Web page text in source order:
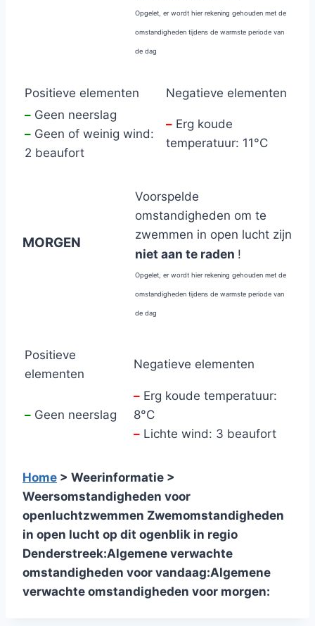
Opgelet, er wordt hier rekening gehouden met de
omstandigheden tijdens de warmste periode van
de dag
Positieve elementen
Negatieve elementen
– Geen neerslag
– Geen of weinig wind:
2 beaufort
– Erg koude
temperatuur: 11°C
MORGEN
Voorspelde
omstandigheden om te
zwemmen in open lucht zijn
niet aan te raden !
Opgelet, er wordt hier rekening gehouden met de
omstandigheden tijdens de warmste periode van
de dag
Positieve
elementen
Negatieve elementen
– Geen neerslag
– Erg koude temperatuur:
8°C
– Lichte wind: 3 beaufort
Home > Weerinformatie >
Weersomstandigheden voor
openluchtzwemmen Zwemomstandigheden
in open lucht op dit ogenblik in regio
Denderstreek:Algemene verwachte
omstandigheden voor vandaag:Algemene
verwachte omstandigheden voor morgen: